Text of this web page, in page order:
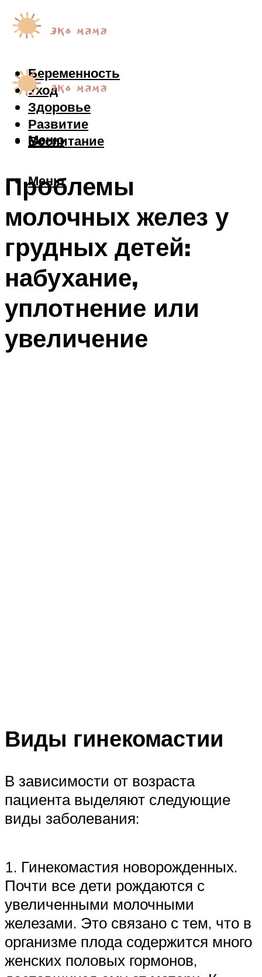
Беременность
Уход
Здоровье
Развитие
Воспитание
Меню
Меню
Проблемы
молочных желез у
грудных детей:
набухание,
уплотнение или
увеличение
Виды гинекомастии
В зависимости от возраста
пациента выделяют следующие
виды заболевания:
1. Гинекомастия новорожденных.
Почти все дети рождаются с
увеличенными молочными
железами. Это связано с тем, что в
организме плода содержится много
женских половых гормонов,